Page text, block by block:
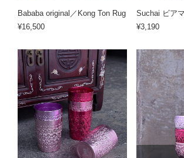
Bababa original／Kong Ton Rug
¥16,500
Suchai ビア
¥3,190